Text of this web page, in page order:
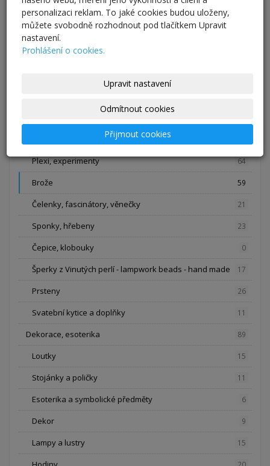
E-shop
Plexi, experimenty 64
Brože 59
Čelenky, fascinátory, věnečky 21
Sponky, hřebeny 23
Čepice, klobouky 0
Šperky z Vinutých perlí - lampwork beads - hand made 17
Prsteny 26
Svatební kytice a doplňky 11
Dekorace, esoterika 89
Loutky 15
Stojánky a poličky 11
Esoterika a symbolické předměty 6
Dekor 9
Lampy a lustry 15
personalizaci reklam. To jaké cookies budou uloženy,
můžete svobodně rozhodnout pod tlačítkem Upravit
nastavení.
Prohlášení o cookies.
Upravit nastavení
Odmítnout cookies
Přijmout cookies